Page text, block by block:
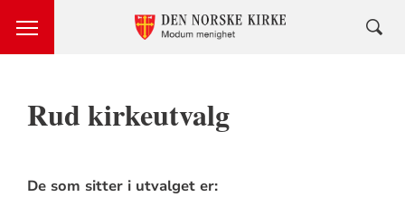
Rud kirkeutvalg
De som sitter i utvalget er: